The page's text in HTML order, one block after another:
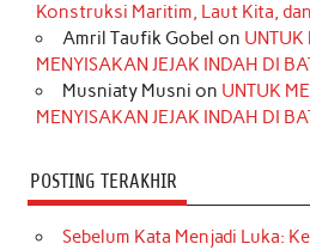
k
a
m
s
t
n
Konstruksi Maritim, Laut Kita,
Amril Taufik Gobel on UNTUK
MENYISAKAN JEJAK INDAH DI
Musniaty Musni on UNTUK
MENYISAKAN JEJAK INDAH DI
POSTING TERAKHIR
Sebelum Kata Menjadi Luka: